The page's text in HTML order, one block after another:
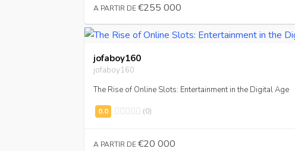
A PARTIR DE€255 000
jofaboy160
jofaboy160
The Rise of Online Slots: Entertainment in the Digital Age
(0)
A PARTIR DE€20 000